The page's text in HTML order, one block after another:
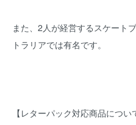
また、2人が経営するスケート
トラリアでは有名です。
【レターパック対応商品につい